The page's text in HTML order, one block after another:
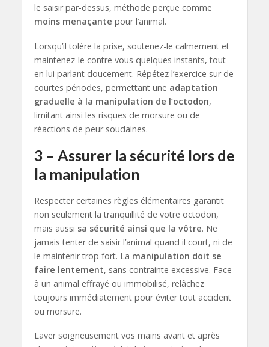
le saisir par-dessus, méthode perçue comme
moins menaçante pour l’animal.
Lorsqu’il tolère la prise, soutenez-le calmement et
maintenez-le contre vous quelques instants, tout
en lui parlant doucement. Répétez l’exercice sur de
courtes périodes, permettant une adaptation
graduelle à la manipulation de l’octodon,
limitant ainsi les risques de morsure ou de
réactions de peur soudaines.
3 – Assurer la sécurité lors de
la manipulation
Respecter certaines règles élémentaires garantit
non seulement la tranquillité de votre octodon,
mais aussi sa sécurité ainsi que la vôtre. Ne
jamais tenter de saisir l’animal quand il court, ni de
le maintenir trop fort. La manipulation doit se
faire lentement, sans contrainte excessive. Face
à un animal effrayé ou immobilisé, relâchez
toujours immédiatement pour éviter tout accident
ou morsure.
Laver soigneusement vos mains avant et après